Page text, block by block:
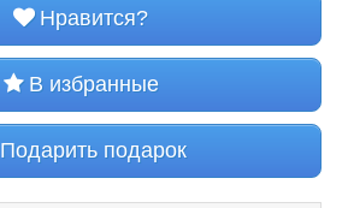
Нравится?
В избранные
Подарить подарок